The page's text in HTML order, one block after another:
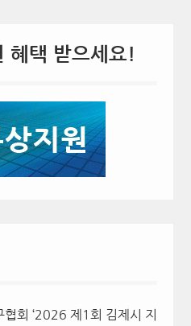
혜택 받으세요!
회 ‘2026 제1회 김제시 지